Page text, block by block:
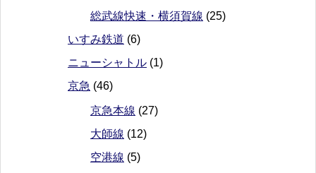
総武線快速・横須賀線 (25)
いすみ鉄道 (6)
ニューシャトル (1)
京急 (46)
京急本線 (27)
大師線 (12)
空港線 (5)